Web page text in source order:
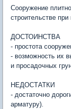
Сооружение
строительстве
ДОСТОИНСТВА
- простота
- возможность их
и просадочных
НЕДОСТАТКИ
- достаточно
арматуру).